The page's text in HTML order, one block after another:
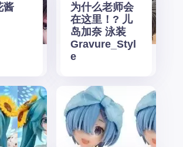
酱
为什么老师会
在这里！? 儿
岛加奈 泳装
Gravure_Styl
e